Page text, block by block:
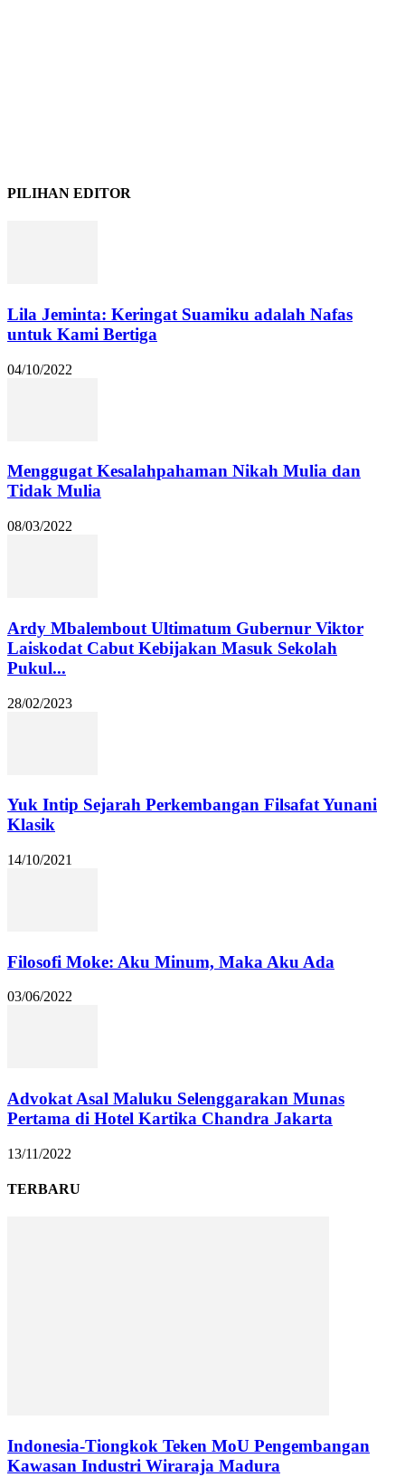
PILIHAN EDITOR
Lila Jeminta: Keringat Suamiku adalah Nafas
untuk Kami Bertiga
04/10/2022
Menggugat Kesalahpahaman Nikah Mulia dan
Tidak Mulia
08/03/2022
Ardy Mbalembout Ultimatum Gubernur Viktor
Laiskodat Cabut Kebijakan Masuk Sekolah
Pukul...
28/02/2023
Yuk Intip Sejarah Perkembangan Filsafat Yunani
Klasik
14/10/2021
Filosofi Moke: Aku Minum, Maka Aku Ada
03/06/2022
Advokat Asal Maluku Selenggarakan Munas
Pertama di Hotel Kartika Chandra Jakarta
13/11/2022
TERBARU
Indonesia-Tiongkok Teken MoU Pengembangan
Kawasan Industri Wiraraja Madura